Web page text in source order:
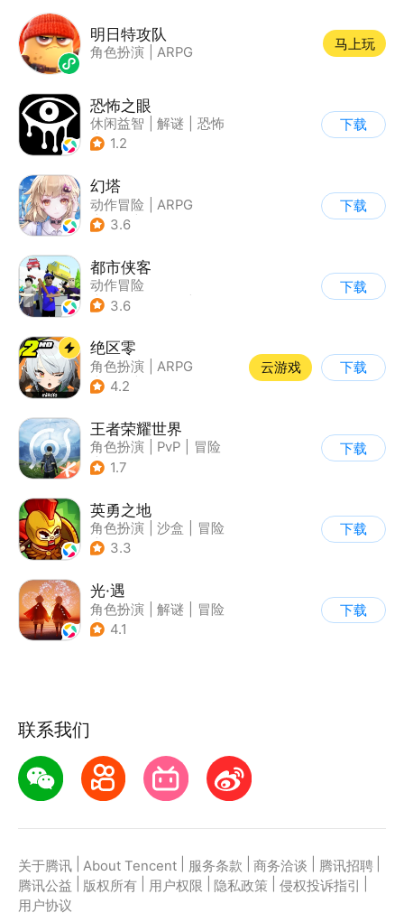
明日特攻队
角色扮演 ARPG
马上玩
恐怖之眼
休闲益智 解谜
恐怖
| 单机
1.2
下载
幻塔
动作冒险
ARPG
| 奇幻
3.6
下载
都市侠客
动作冒险
| 第一人称射击
3.6
下载
绝区零
角色扮演
ARPG
| 冒险
4.2
云游戏 下载
王者荣耀世界
角色扮演 PvP
冒险
| 开放世界
1.7
下载
英勇之地
角色扮演 沙盒
冒险
| steam游戏
3.3
下载
光·遇
角色扮演 解谜
冒险
| 开放世界
4.1
下载
联系我们
关于腾讯 About Tencent 服务条款 商务洽谈 腾讯招聘
腾讯公益
版权所有 用户权限 隐私政策 侵权投诉指引
用户协议